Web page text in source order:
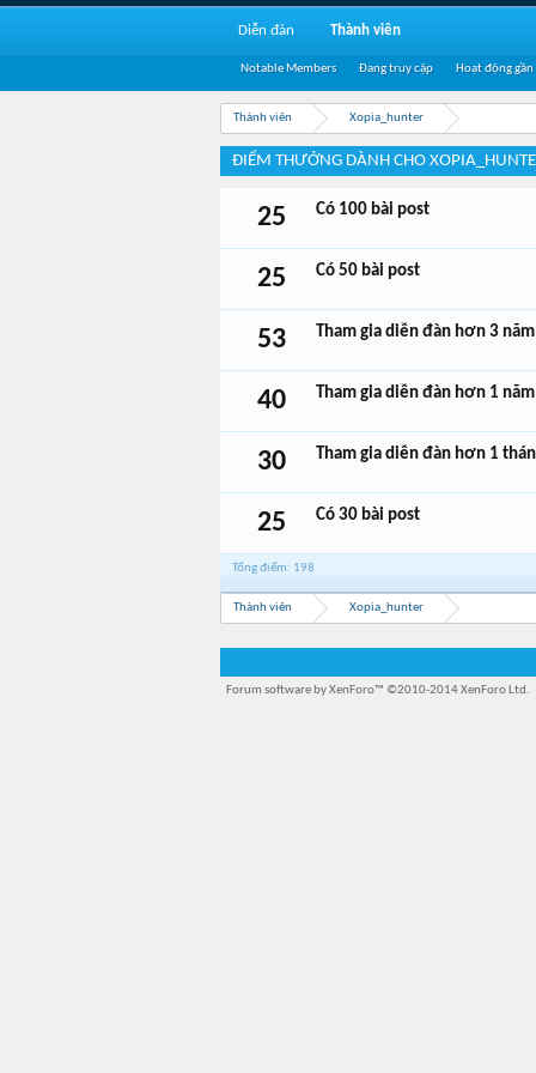
Thành viên Xopia_hunter
ĐIỂM THƯỞNG DÀNH CHO
25 Có 100 bài post
25 Có 50 bài post
53 Tham gia diễn đàn hơn 3 năm
40 Tham gia diễn đàn hơn 1 năm
30 Tham gia diễn đàn hơn 1
25 Có 30 bài post
Tổng điểm: 198
Thành viên Xopia_hunter
Diễn đàn Thành viên
Notable Members Đang truy cập Hoạt động gần
Forum software by XenForo™ ©2010-2014 XenForo Ltd.